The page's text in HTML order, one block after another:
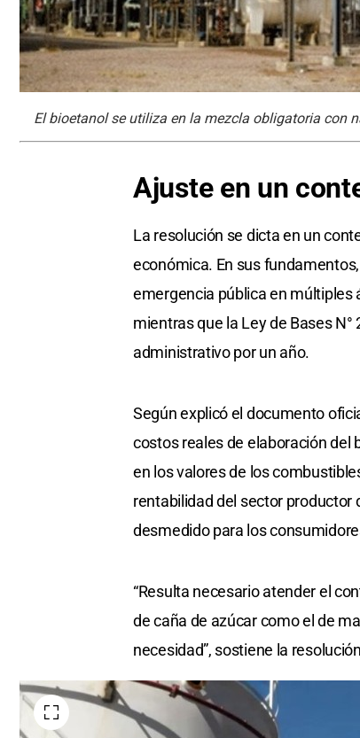
El bioetanol se utiliza en la mezcla obligatoria con
Ajuste en un
La resolución se dicta en un
económica. En sus
emergencia pública en
mientras que la Ley de Bases
administrativo por un año.
Según explicó el documento
costos reales de elaboración del
en los valores de los
rentabilidad del sector productor
desmedido para los
“Resulta necesario atender el
de caña de azúcar como el de
necesidad”, sostiene la